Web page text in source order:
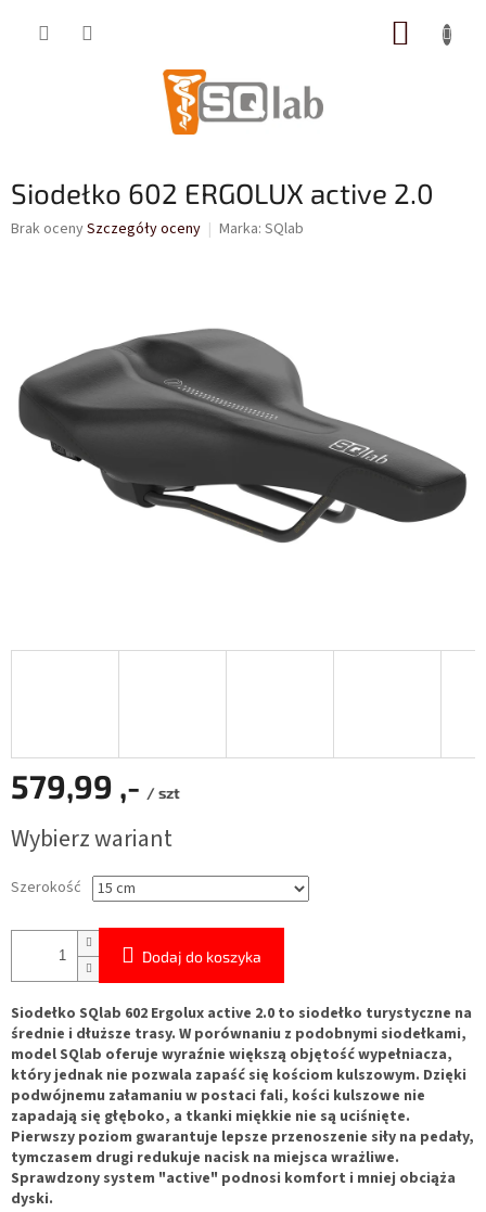
Siodełko 602 ERGOLUX active 2.0
Średnia
gwiazdek.
Brak ocenySzczegóły oceny Marka: SQlab
579,99 ,- / szt
jednostkowa:
Wybierz wariant
Szerokość
Dodaj do koszyka
Siodełko SQlab 602 Ergolux active 2.0 to siodełko turystyczne na
średnie i dłuższe trasy. W porównaniu z podobnymi siodełkami,
model SQlab oferuje wyraźnie większą objętość wypełniacza,
który jednak nie pozwala zapaść się kościom kulszowym. Dzięki
podwójnemu załamaniu w postaci fali, kości kulszowe nie
zapadają się głęboko, a tkanki miękkie nie są uciśnięte.
Pierwszy poziom gwarantuje lepsze przenoszenie siły na pedały,
tymczasem drugi redukuje nacisk na miejsca wrażliwe.
Sprawdzony system "active" podnosi komfort i mniej obciąża
dyski.